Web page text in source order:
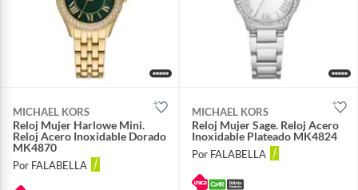
MICHAEL KORS
Reloj Mujer Harlowe Mini.
Reloj Acero Inoxidable Dorado
MK4870
Por FALABELLA
MICHAEL KORS
Reloj Mujer Sage. Reloj Acero
Inoxidable Plateado MK4824
Por FALABELLA